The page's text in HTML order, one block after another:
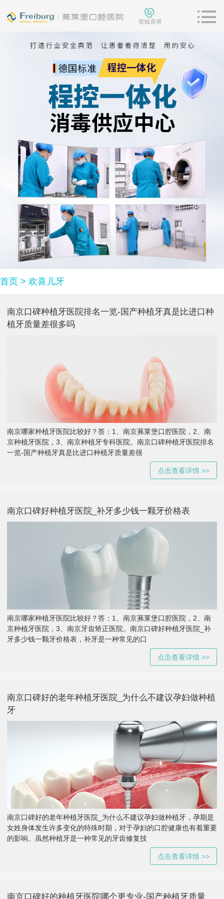
首页 > 欢喜儿牙
南京口碑种植牙医院排名一览-国产种植牙真是比进口种
植牙质量差很多吗
南京哪家种植牙医院比较好？答：1、南京茀莱堡口腔医院，2、南
京种植牙医院，3、南京种植牙专科医院。南京口碑种植牙医院排名
一览-国产种植牙真是比进口种植牙质量差很
点击查看详情 >>
南京口碑好种植牙医院_补牙多少钱一颗牙价格表
南京哪家种植牙医院比较好？答：1、南京茀莱堡口腔医院，2、南
京种植牙医院，3、南京牙齿矫正医院。南京口碑好种植牙医院_补
牙多少钱一颗牙价格表，补牙是一种常见的口
点击查看详情 >>
南京口碑好的老年种植牙医院_为什么不建议孕妇做种植
牙
南京口碑好的老年种植牙医院_为什么不建议孕妇做种植牙，孕期是
女姓身体发生许多变化的特殊时期，对于孕妇的口腔健康也有着重要
的影响。虽然种植牙是一种常见的牙齿修复技
点击查看详情 >>
南京口碑好的种植牙医院哪个更专业-国产种植牙质量